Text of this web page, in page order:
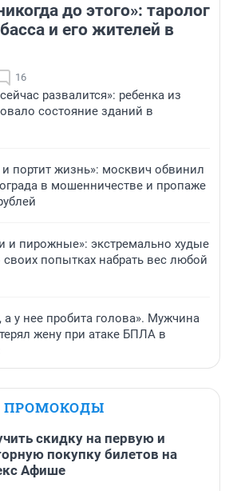
до этого»: таролог
и его жителей в
16
развалится»: ребенка из
состояние зданий в
портит жизнь»: москвич обвинил
в мошенничестве и пропаже
и пирожные»: экстремально худые
попытках набрать вес любой
у нее пробита голова». Мужчина
жену при атаке БПЛА в
ПРОМОКОДЫ
скидку на первую и
покупку билетов на
Афише